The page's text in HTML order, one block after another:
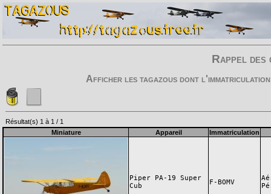
Rappel
Afficher les tagazous dont
Résultat(s) 1 à 1 / 1
Miniature
Appareil Immatriculation
Piper PA-19 Super
Cub
F-BOMV